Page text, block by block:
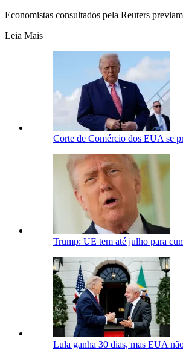
Economistas consultados pela Reuters
Leia Mais
Corte de Comércio dos EUA se
Trump: UE tem até julho para
Lula ganha 30 dias, mas EUA